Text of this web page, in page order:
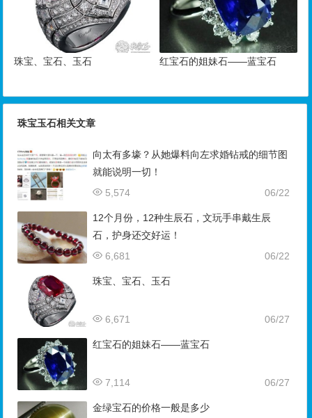
珠宝、宝石、玉石 红宝石的姐妹石——蓝宝石
珠宝玉石相关文章
向太有多壕？从她爆料向左求婚钻戒的细节图
就能说明一切！
06/22
5,574
12个月份，12种生辰石，文玩手串戴生辰
石，护身还交好运！
06/22
6,681
珠宝、宝石、玉石
06/27
6,671
红宝石的姐妹石——蓝宝石
06/27
7,114
金绿宝石的价格一般是多少